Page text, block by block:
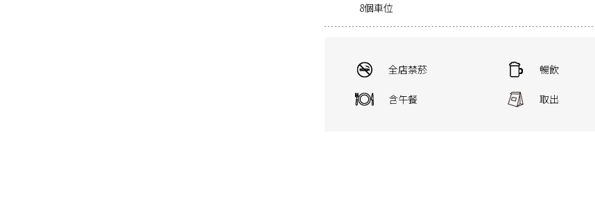
8個車位
全店禁菸 暢飲
含午餐 取出